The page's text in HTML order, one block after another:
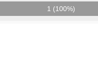
1 (100%)